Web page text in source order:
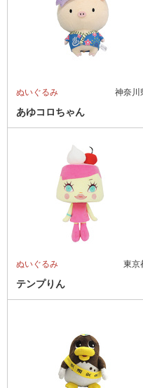
ぬいぐるみ 神奈川
あゆコロちゃん
ぬいぐるみ 東京
テンプりん